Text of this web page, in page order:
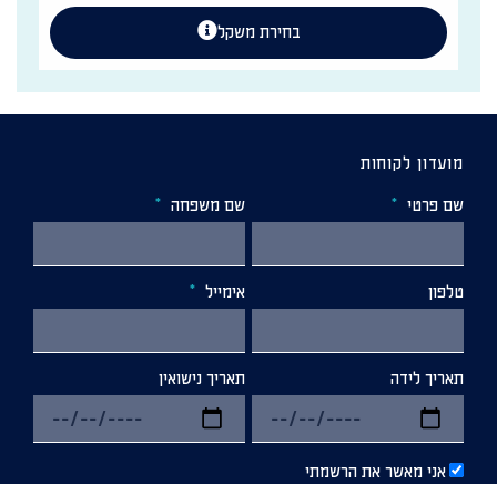
בחירת משקל
מועדון לקוחות
שם פרטי
שם משפחה
טלפון אימייל
תאריך לידה תאריך נישואין
אני מאשר את הרשמתי